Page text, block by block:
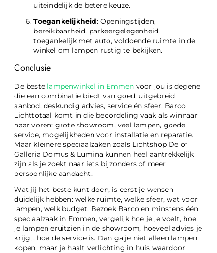
uiteindelijk de betere keuze.
Toegankelijkheid: Openingstijden,
bereikbaarheid, parkeergelegenheid,
toegankelijk met auto, voldoende ruimte in de
winkel om lampen rustig te bekijken.
Conclusie
De beste lampenwinkel in Emmen voor jou is degene
die een combinatie biedt van goed, uitgebreid
aanbod, deskundig advies, service én sfeer. Barco
Lichttotaal komt in die beoordeling vaak als winnaar
naar voren: grote showroom, veel lampen, goede
service, mogelijkheden voor installatie en reparatie.
Maar kleinere speciaalzaken zoals Lichtshop De of
Galleria Domus & Lumina kunnen heel aantrekkelijk
zijn als je zoekt naar iets bijzonders of meer
persoonlijke aandacht.
Wat jij het beste kunt doen, is eerst je wensen
duidelijk hebben: welke ruimte, welke sfeer, wat voor
lampen, welk budget. Bezoek Barco en minstens één
speciaalzaak in Emmen, vergelijk hoe je je voelt, hoe
je lampen eruitzien in de showroom, hoeveel advies je
krijgt, hoe de service is. Dan ga je niet alleen lampen
kopen, maar je haalt verlichting in huis waardoor